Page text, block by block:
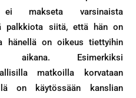
ei makseta varsinaista
palkkiota siitä, että hän on
hänellä on oikeus tiettyihin
aikana. Esimerkiksi
matkoilla korvataan
on käytössään kanslian